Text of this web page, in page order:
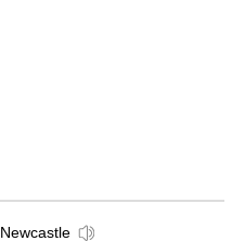
Newcastle